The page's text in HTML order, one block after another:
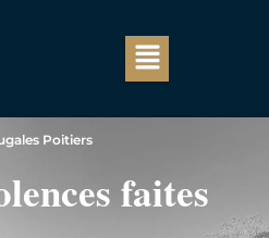
Poitiers
faites